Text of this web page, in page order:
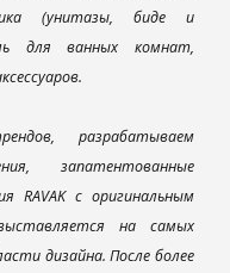
(унитазы, биде и
для ванных комнат,
разрабатываем
запатентованные
RAVAK с оригинальным
на самых
дизайна. После более